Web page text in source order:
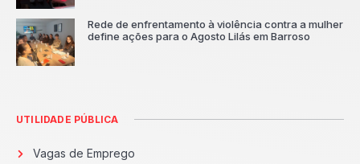
Rede de enfrentamento à violência contra a mulher
define ações para o Agosto Lilás em Barroso
UTILIDADE PÚBLICA
Vagas de Emprego